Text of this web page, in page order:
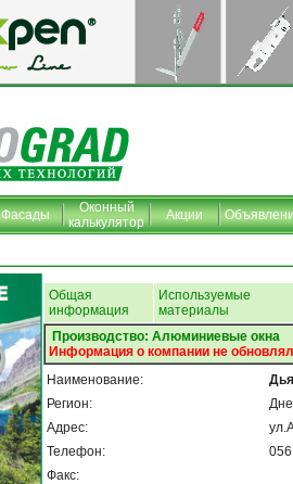
Фасады
Оконный
калькулятор
Акции
Общая
информация
Используемые
материалы
Производство: Алюминиевые окна
Информация о компании не
Наименование:
Регион:
Адрес:
Телефон:
Факс: